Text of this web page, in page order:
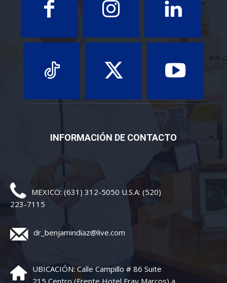
INFORMACIÓN DE CONTACTO
MEXICO: (631) 312-5050 U.S.A: (520)
223-7115
dr_benjamindiaz@live.com
UBICACIÓN: Calle Campillo # 86 Suite